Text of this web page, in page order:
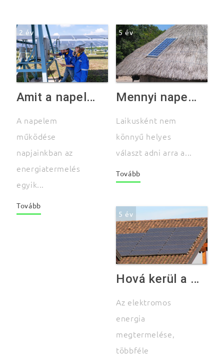
2 év
Amit a napelem működése kapcsán tudni érdemes
A napelem
működése
napjainkban az
energiatermelés
egyik...
Tovább
5 év
Mennyi napelem kell egy házhoz?
Laikusként nem
könnyű helyes
választ adni arra a...
Tovább
5 év
Hová kerül a napelem?
Az elektromos
energia
megtermelése,
többféle